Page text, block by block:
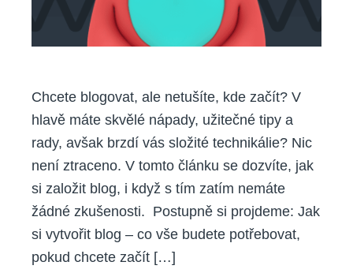
Chcete blogovat, ale netušíte, kde začít? V
hlavě máte skvělé nápady, užitečné tipy a
rady, avšak brzdí vás složité technikálie? Nic
není ztraceno. V tomto článku se dozvíte, jak
si založit blog, i když s tím zatím nemáte
žádné zkušenosti. Postupně si projdeme: Jak
si vytvořit blog – co vše budete potřebovat,
pokud chcete začít […]